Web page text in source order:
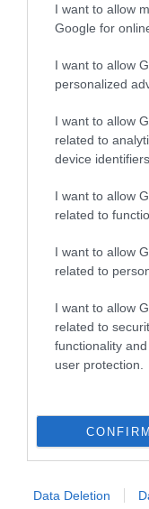
I want to allow
Google for
I want to allow
personalized
I want to allow
related to
device
I want to allow
related to
I want to allow
related to
I want to allow
related to
functionality
user protection.
CONFIRM
Data Deletion